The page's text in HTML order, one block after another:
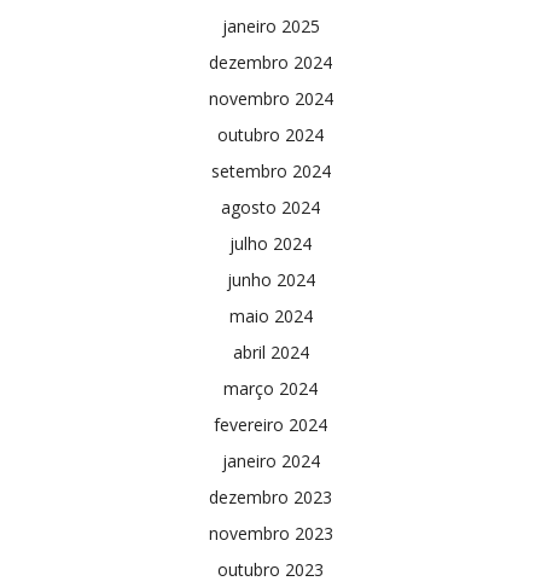
janeiro 2025
dezembro 2024
novembro 2024
outubro 2024
setembro 2024
agosto 2024
julho 2024
junho 2024
maio 2024
abril 2024
março 2024
fevereiro 2024
janeiro 2024
dezembro 2023
novembro 2023
outubro 2023